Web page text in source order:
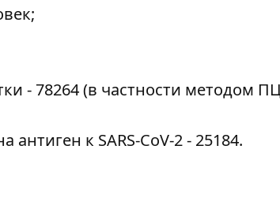
- 78264 (в частности методом
антиген к SARS-CoV-2 - 25184.